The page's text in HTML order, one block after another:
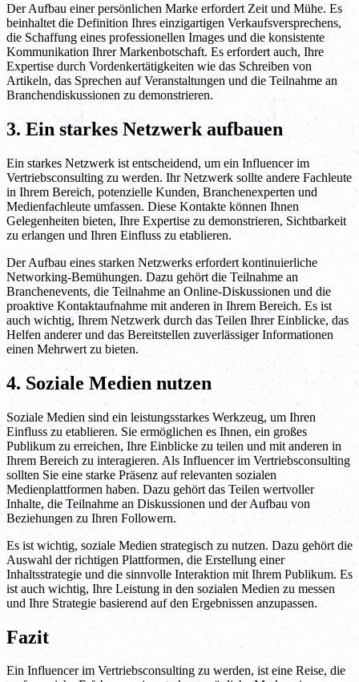
Der Aufbau einer persönlichen Marke erfordert Zeit und Mühe. Es
beinhaltet die Definition Ihres einzigartigen Verkaufsversprechens,
die Schaffung eines professionellen Images und die konsistente
Kommunikation Ihrer Markenbotschaft. Es erfordert auch, Ihre
Expertise durch Vordenkertätigkeiten wie das Schreiben von
Artikeln, das Sprechen auf Veranstaltungen und die Teilnahme an
Branchendiskussionen zu demonstrieren.
3. Ein starkes Netzwerk aufbauen
Ein starkes Netzwerk ist entscheidend, um ein Influencer im
Vertriebsconsulting zu werden. Ihr Netzwerk sollte andere Fachleute
in Ihrem Bereich, potenzielle Kunden, Branchenexperten und
Medienfachleute umfassen. Diese Kontakte können Ihnen
Gelegenheiten bieten, Ihre Expertise zu demonstrieren, Sichtbarkeit
zu erlangen und Ihren Einfluss zu etablieren.
Der Aufbau eines starken Netzwerks erfordert kontinuierliche
Networking-Bemühungen. Dazu gehört die Teilnahme an
Branchenevents, die Teilnahme an Online-Diskussionen und die
proaktive Kontaktaufnahme mit anderen in Ihrem Bereich. Es ist
auch wichtig, Ihrem Netzwerk durch das Teilen Ihrer Einblicke, das
Helfen anderer und das Bereitstellen zuverlässiger Informationen
einen Mehrwert zu bieten.
4. Soziale Medien nutzen
Soziale Medien sind ein leistungsstarkes Werkzeug, um Ihren
Einfluss zu etablieren. Sie ermöglichen es Ihnen, ein großes
Publikum zu erreichen, Ihre Einblicke zu teilen und mit anderen in
Ihrem Bereich zu interagieren. Als Influencer im Vertriebsconsulting
sollten Sie eine starke Präsenz auf relevanten sozialen
Medienplattformen haben. Dazu gehört das Teilen wertvoller
Inhalte, die Teilnahme an Diskussionen und der Aufbau von
Beziehungen zu Ihren Followern.
Es ist wichtig, soziale Medien strategisch zu nutzen. Dazu gehört die
Auswahl der richtigen Plattformen, die Erstellung einer
Inhaltsstrategie und die sinnvolle Interaktion mit Ihrem Publikum. Es
ist auch wichtig, Ihre Leistung in den sozialen Medien zu messen
und Ihre Strategie basierend auf den Ergebnissen anzupassen.
Fazit
Ein Influencer im Vertriebsconsulting zu werden, ist eine Reise, die